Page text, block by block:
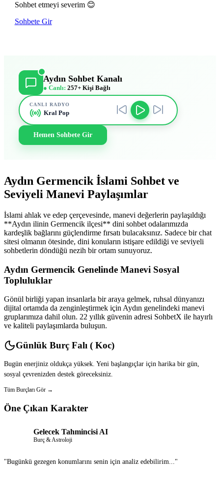
Sohbet etmeyi severim 😊
Sohbete Gir
Aydın Sohbet Kanalı
● Canlı: 257+ Kişi Bağlı
CANLI RADYO
Kral Pop
Hemen Sohbete Gir
Aydın Germencik İslami Sohbet ve
Seviyeli Manevi Paylaşımlar
İslami ahlak ve edep çerçevesinde, manevi değerlerin paylaşıldığı
**Aydın ilinin Germencik ilçesi** dini sohbet odalarımızda
kardeşlik bağlarını güçlendirme fırsatı bulacaksınız. Sadece bir chat
sitesi olmanın ötesinde, dini konuların istişare edildiği ve seviyeli
sohbetlerin döndüğü nezih bir ortam sunuyoruz.
Aydın Germencik Genelinde Manevi Sosyal
Topluluklar
Gönül birliği yapan insanlarla bir araya gelmek, ruhsal dünyanızı
dijital ortamda da zenginleştirmek için Aydın genelindeki manevi
gruplarımıza dahil olun. 22 yıllık güvenin adresi SohbetX ile hayırlı
ve kaliteli paylaşımlarda buluşun.
Günlük Burç Falı ( Koc)
Bugün enerjiniz oldukça yüksek. Yeni başlangıçlar için harika bir gün,
sosyal çevrenizden destek göreceksiniz.
Tüm Burçları Gör →
Öne Çıkan Karakter
Gelecek Tahmincisi AI
Burç & Astroloji
"Bugünkü gezegen konumlarını senin için analiz edebilirim..."